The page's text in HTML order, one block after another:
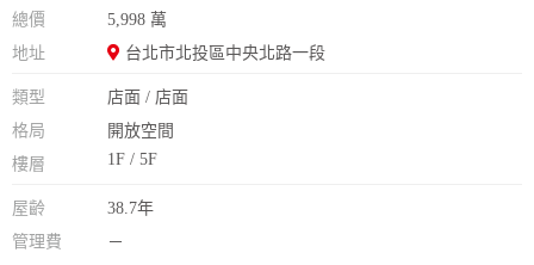
總價
5,998 萬
地址
台北市北投區中央北路一段
類型
店面 / 店面
格局
開放空間
樓層
1F / 5F
屋齡
38.7年
管理費
－